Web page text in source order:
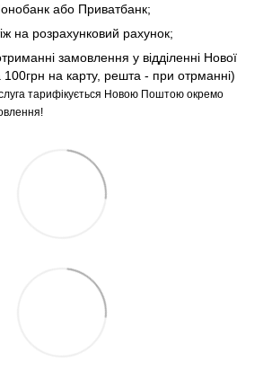
або Приватбанк;
на розрахунковий рахунок;
замовлення у відділенні Нової
на карту, решта - при отрманні)
тарифікується Новою Поштою окремо